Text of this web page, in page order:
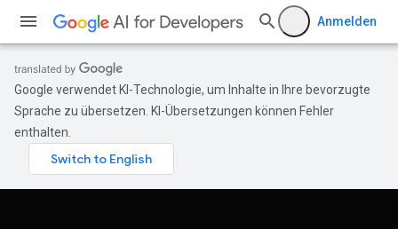
Anmelden
Google verwendet KI-Technologie, um Inhalte in Ihre bevorzugte
Sprache zu übersetzen. KI-Übersetzungen können Fehler
enthalten.